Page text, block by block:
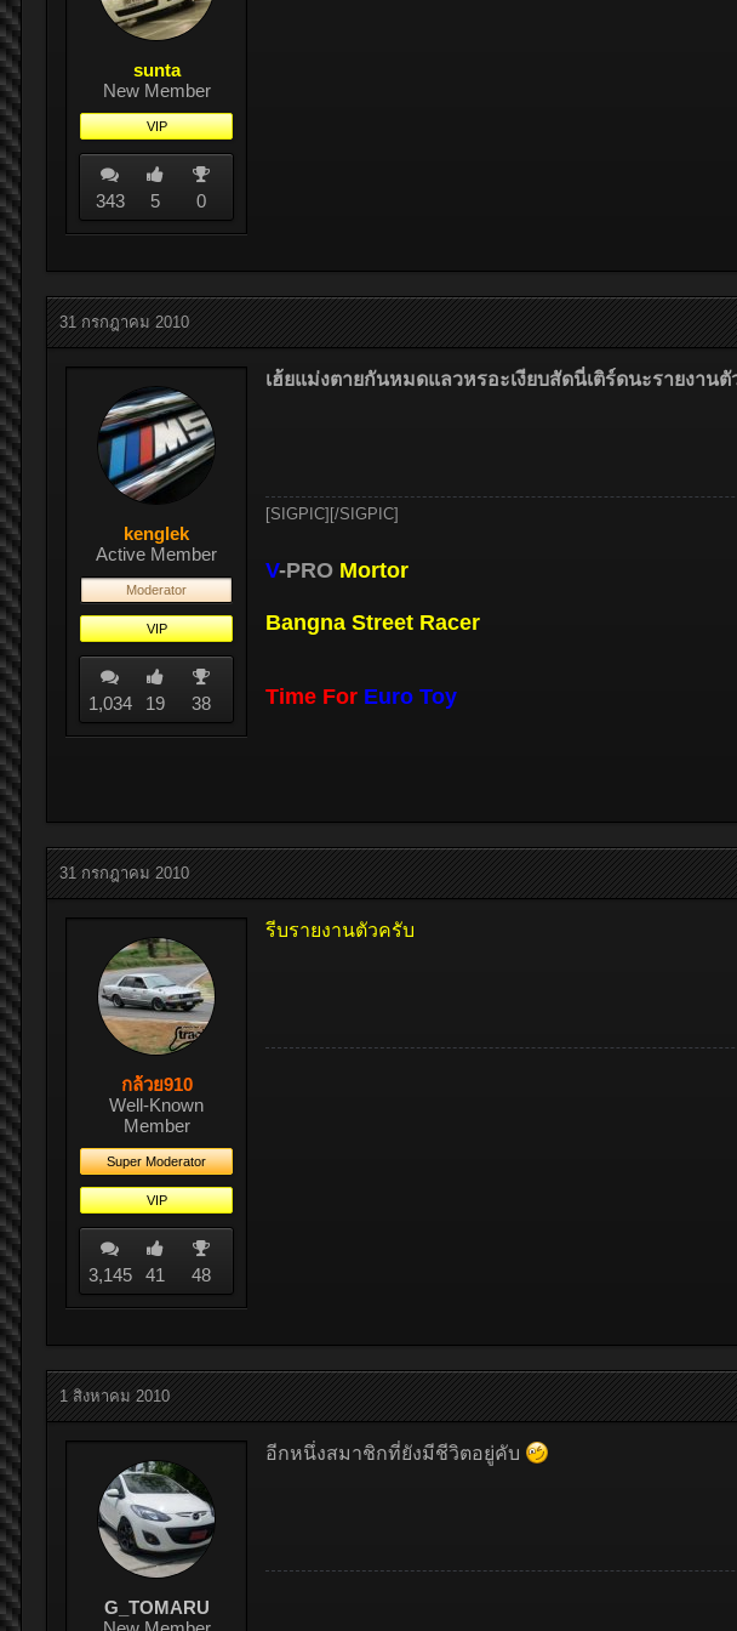
sunta
New Member
VIP
343 5 0
31 กรกฎาคม 2010
kenglek
Active Member
Moderator
VIP
1,034 19 38
เฮ้ยแม่งตายกันหมดแลวหรอะเงียบสัดนี่เติร์ดนะรายงานตั
[SIGPIC][/SIGPIC]
V-PRO Mortor
Bangna Street Racer
Time For Euro Toy
31 กรกฎาคม 2010
กล้วย910
Well-Known
Member
Super Moderator
VIP
3,145 41 48
รีบรายงานตัวครับ
1 สิงหาคม 2010
G_TOMARU
อีกหนึ่งสมาชิกที่ยังมีชีวิตอยู่คับ